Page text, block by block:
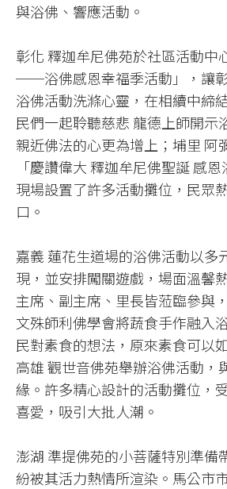
與浴佛、響應活動。
彰化 釋迦牟尼佛苑於社區活動中
──浴佛感恩幸福季活動」，讓
浴佛活動洗滌心靈，在相續中締
民們一起聆聽慈悲 龍德上師開示
親近佛法的心更為增上；埔里 阿
「慶讚偉大 釋迦牟尼佛聖誕 感
現場設置了許多活動攤位，民眾
口。
嘉義 蓮花生道場的浴佛活動以多
現，並安排闖關遊戲，場面溫馨
主席、副主席、里長皆蒞臨參與
文殊師利佛學會將蔬食手作融入
民對素食的想法，原來素食可以
高雄 觀世音佛苑舉辦浴佛活動，
緣。許多精心設計的活動攤位，
喜愛，吸引大批人潮。
澎湖 準提佛苑的小菩薩特別準備
紛被其活力熱情所渲染。馬公市